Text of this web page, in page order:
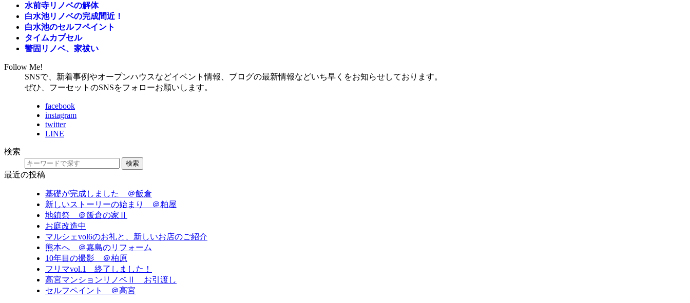
水前寺リノベの解体
白水池リノベの完成間近！
白水池のセルフペイント
タイムカプセル
警固リノベ、家祓い
Follow Me!
SNSで、新着事例やオープンハウスなどイベント情報、ブログの最新情報などいち早くをお知らせしております。
ぜひ、フーセットのSNSをフォローお願いします。
facebook
instagram
twitter
LINE
検索
検索
最近の投稿
基礎が完成しました ＠飯倉
新しいストーリーの始まり ＠粕屋
地鎮祭 ＠飯倉の家Ⅱ
お庭改造中
マルシェvol6のお礼と、新しいお店のご紹介
熊本へ ＠嘉島のリフォーム
10年目の撮影 ＠柏原
フリマvol.1 終了しました！
高宮マンションリノベⅡ お引渡し
セルフペイント ＠高宮